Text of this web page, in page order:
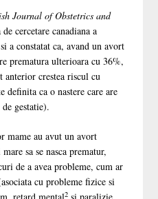
Journal of Obstetrics and
cercetare canadiana a
a constatat ca, avand un avort
prematura ulterioara cu 36%,
crestea riscul cu
definita ca o nastere care are
gestatie).
mame au avut un avort
sa se nasca prematur,
de a avea probleme, cum ar
cu probleme fizice si
2